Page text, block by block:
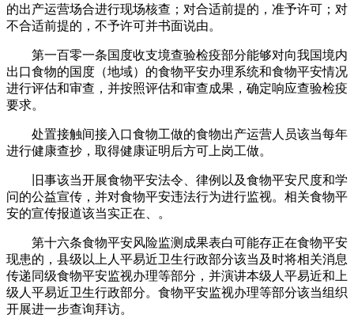
的出产运营场合进行现场核查；对合适前提的，准予许可；对
不合适前提的，不予许可并书面说由。
第一百零一条国度收支境查验检疫部分能够对向我国境内
出口食物的国度（地域）的食物平安办理系统和食物平安情况
进行评估和审查，并按照评估和审查成果，确定响应查验检疫
要求。
处置接触间接入口食物工做的食物出产运营人员该当每年
进行健康查抄，取得健康证明后方可上岗工做。
旧事该当开展食物平安法令、律例以及食物平安尺度和学
问的公益宣传，并对食物平安违法行为进行监视。相关食物平
安的宣传报道该当实正在、。
第十六条食物平安风险监测成果表白可能存正在食物平安
现患的，县级以上人平易近卫生行政部分该当及时将相关消息
传递同级食物平安监视办理等部分，并演讲本级人平易近和上
级人平易近卫生行政部分。食物平安监视办理等部分该当组织
开展进一步查询拜访。